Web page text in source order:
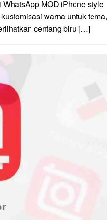
MOD iPhone style
warna untuk tema,
centang biru […]